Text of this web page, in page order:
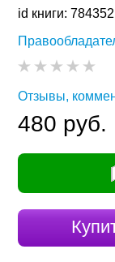
id книги: 784352
Отзывы,
480 руб.